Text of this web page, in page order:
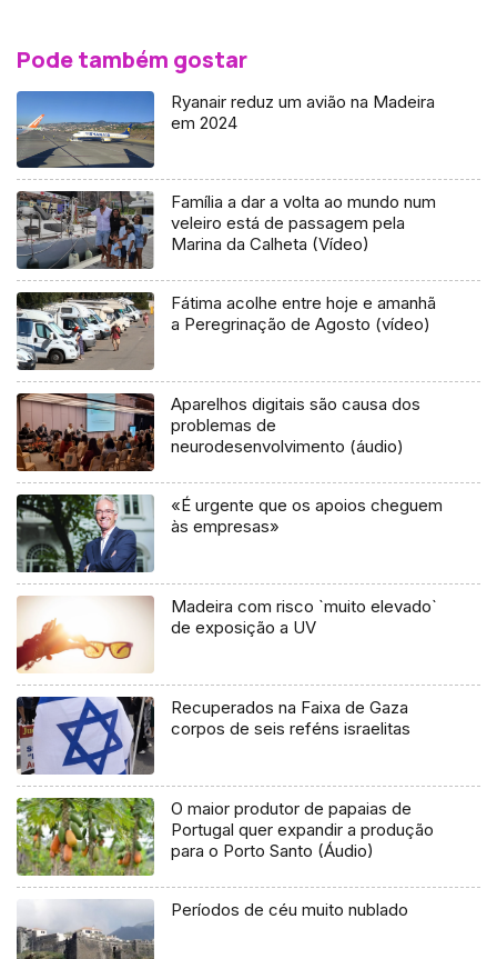
Pode também gostar
Ryanair reduz um avião na Madeira
em 2024
Família a dar a volta ao mundo num
veleiro está de passagem pela
Marina da Calheta (Vídeo)
Fátima acolhe entre hoje e amanhã
a Peregrinação de Agosto (vídeo)
Aparelhos digitais são causa dos
problemas de
neurodesenvolvimento (áudio)
«É urgente que os apoios cheguem
às empresas»
Madeira com risco `muito elevado`
de exposição a UV
Recuperados na Faixa de Gaza
corpos de seis reféns israelitas
O maior produtor de papaias de
Portugal quer expandir a produção
para o Porto Santo (Áudio)
Períodos de céu muito nublado